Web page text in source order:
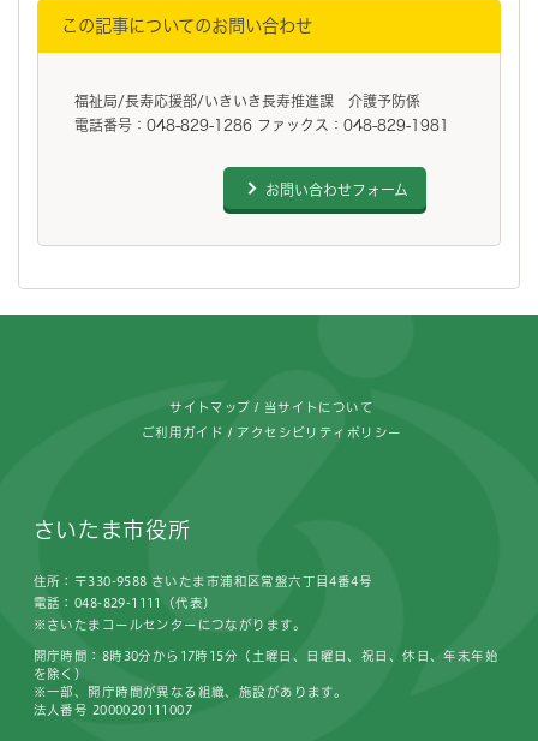
この記事についてのお問い合わせ
福祉局/長寿応援部/いきいき長寿推進課 介護予防係
電話番号：048-829-1286 ファックス：048-829-1981
お問い合わせフォーム
サイトマップ 当サイトについて
ご利用ガイド アクセシビリティポリシー
さいたま市役所
住所：〒330-9588 さいたま市浦和区常盤六丁目4番4号
電話：048-829-1111（代表）
※さいたまコールセンターにつながります。
開庁時間：8時30分から17時15分（土曜日、日曜日、祝日、休日、年末年始
を除く）
※一部、開庁時間が異なる組織、施設があります。
法人番号 2000020111007